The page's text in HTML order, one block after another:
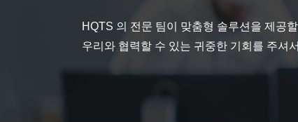
HQTS 의 전문 팀이 맞춤형 솔루션을 제공
우리와 협력할 수 있는 귀중한 기회를 주셔